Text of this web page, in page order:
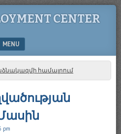
CENTER
MENU
համալրում
pm